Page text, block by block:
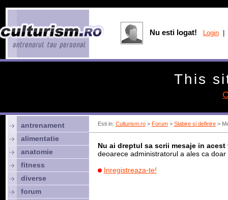
Esti in: Culturism.ro> Forum> Slabire si definire>
Nu ai dreptul sa scrii mesaje in acest
deoarece administratorul a ales ca
Inregistreaza-te!
antrenament
alimentatie
anatomie
fitness
diverse
forum
Nu esti logat! Login
This